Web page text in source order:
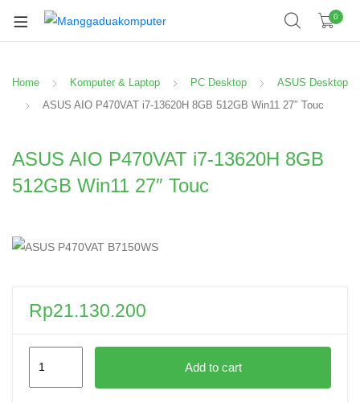
0
Home Komputer & Laptop PC Desktop
ASUS Desktop
ASUS AIO P470VAT i7-13620H 8GB 512GB Win11 27″ Touc
ASUS AIO P470VAT i7-13620H 8GB
512GB Win11 27″ Touc
Rp21.130.200
Add to cart